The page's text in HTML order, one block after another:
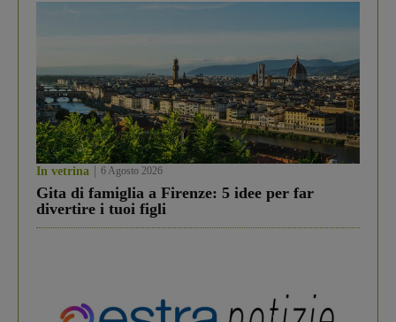
In vetrina 6 Agosto 2026
Gita di famiglia a Firenze: 5 idee per far
divertire i tuoi figli